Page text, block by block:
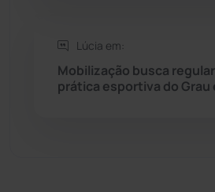
Lúcia em:
Mobilização busca
prática esportiva do Grau